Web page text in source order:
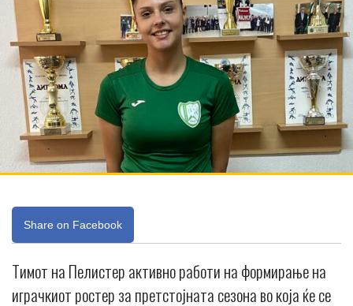
Share on Facebook
Тимот на Пелистер активно работи на формирање на
играчкиот ростер за претстојната сезона во која ќе се